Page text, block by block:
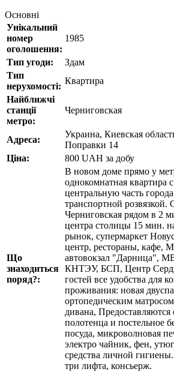
Основні
Унікальний
номер
оголошення:
1985
Тип угоди:
Здам
Тип
нерухомості:
Квартира
Найближчі
станції
метро:
Черниговская
Адреса:
Украина, Киевская
Поправки 14
Ціна:
800 UAH за добу
Що
знаходиться
поряд?:
В новом доме прямо у
однокомнатная квартира
центральную часть
транспортной розвязкой.
Черниговская рядом в 2
центра столицы 15 мин.
рынок, супермаркет
центр, рестораны, кафе,
автовокзал "Дарница",
КНТЭУ, БСП, Центр
гостей все удобства для
проживания: новая
ортопедическим
дивана,
полотенца и постельное
посуда, микроволновая
электро чайник, фен,
средства личной
три лифта, консьерж.